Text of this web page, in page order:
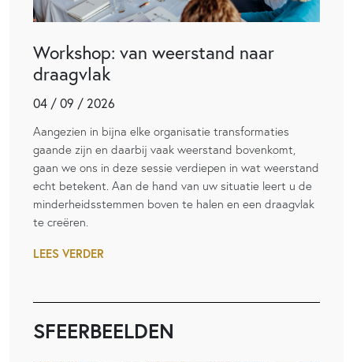
Workshop: van weerstand naar
draagvlak
04 / 09 / 2026
Aangezien in bijna elke organisatie transformaties
gaande zijn en daarbij vaak weerstand bovenkomt,
gaan we ons in deze sessie verdiepen in wat weerstand
echt betekent. Aan de hand van uw situatie leert u de
minderheidsstemmen boven te halen en een draagvlak
te creëren.
LEES VERDER
SFEERBEELDEN